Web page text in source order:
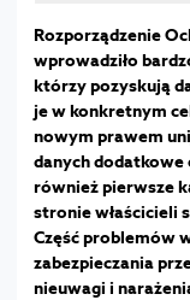
Rozporządzenie
wprowadziło
którzy pozyskują
je w konkretnym
nowym prawem
danych
również pierwsze
stronie właścicieli
Część problemów
zabezpieczania
nieuwagi i